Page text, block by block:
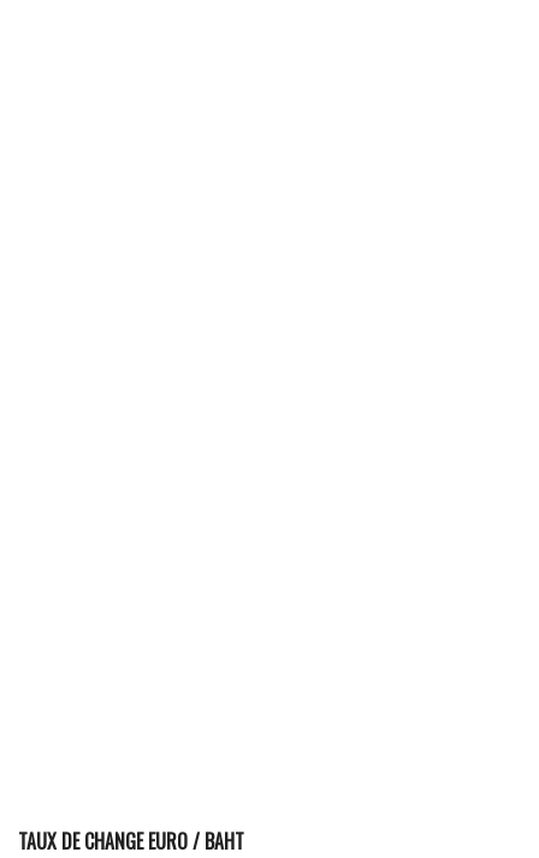
TAUX DE CHANGE EURO / BAHT